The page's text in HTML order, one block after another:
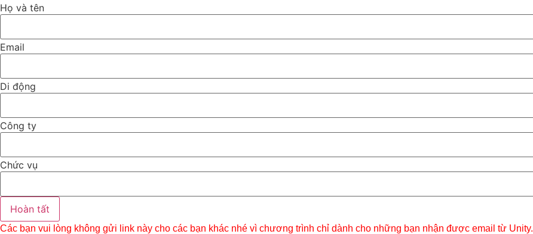
Họ và tên
Email
Di động
Công ty
Chức vụ
Hoàn tất
Các bạn vui lòng không gửi link này cho các bạn khác nhé vì chương trình chỉ dành cho những bạn nhận được email từ Unity.